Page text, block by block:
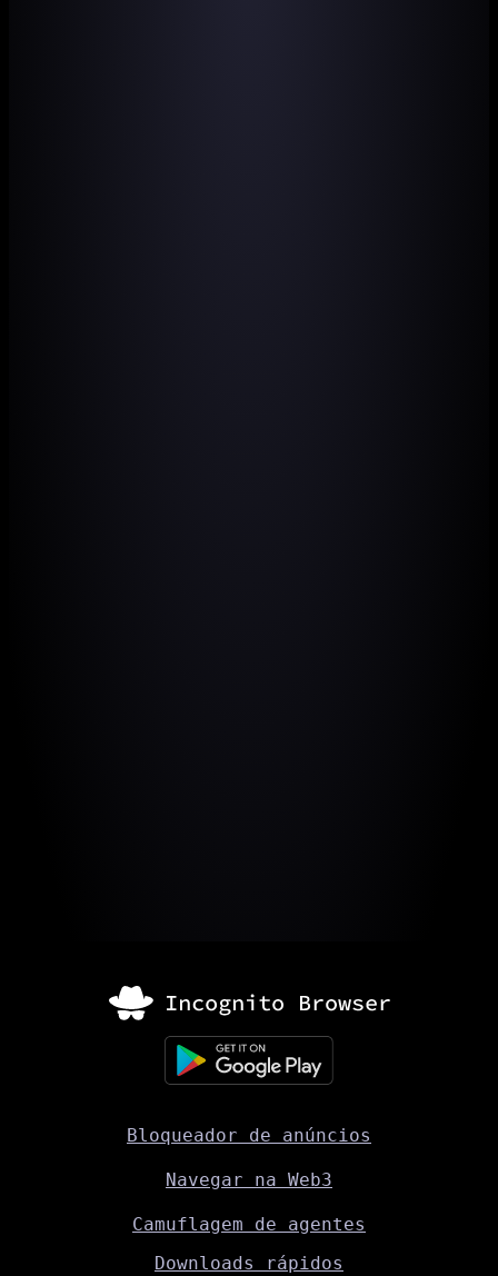
Bloqueador de anúncios
Navegar na Web3
Camuflagem de agentes
Downloads rápidos